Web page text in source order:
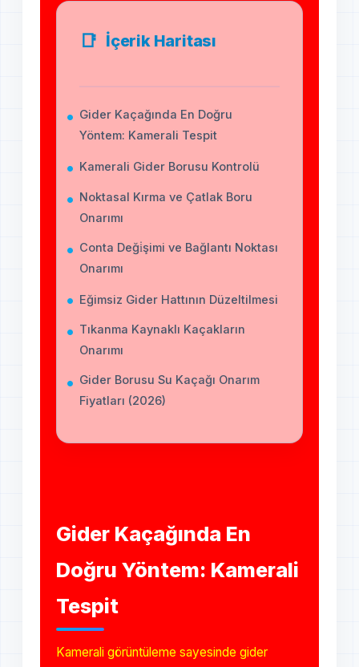
İçerik Haritası
Gider Kaçağında En Doğru
Yöntem: Kamerali Tespit
Kamerali Gider Borusu Kontrolü
Noktasal Kırma ve Çatlak Boru
Onarımı
Conta Deği̇şimi ve Bağlantı Noktası
Onarımı
Eğimsiz Gider Hattının Düzeltilmesi
Tıkanma Kaynaklı Kaçakların
Onarımı
Gider Borusu Su Kaçağı Onarım
Fiyatları (2026)
Gider Kaçağında En
Doğru Yöntem: Kamerali
Tespit
Kamerali görüntüleme sayesinde gider